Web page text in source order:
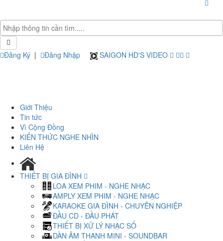
Đăng Ký | Đăng Nhập SAIGON HD'S VIDEO
Giới Thiệu
Tin tức
Vì Cộng Đồng
KIẾN THỨC NGHE NHÌN
Liên Hệ
THIẾT BỊ GIA ĐÌNH
LOA XEM PHIM - NGHE NHẠC
AMPLY XEM PHIM - NGHE NHẠC
KARAOKE GIA ĐÌNH - CHUYÊN NGHIỆP
ĐẦU CD - ĐẦU PHÁT
THIẾT BỊ XỬ LÝ NHẠC SỐ
DÀN ÂM THANH MINI - SOUNDBAR